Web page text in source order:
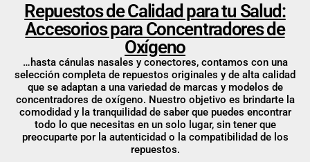
Repuestos de Calidad para tu Salud:
Accesorios para Concentradores de
Oxígeno
…hasta cánulas nasales y conectores, contamos con una
selección completa de repuestos originales y de alta calidad
que se adaptan a una variedad de marcas y modelos de
concentradores de oxígeno. Nuestro objetivo es brindarte la
comodidad y la tranquilidad de saber que puedes encontrar
todo lo que necesitas en un solo lugar, sin tener que
preocuparte por la autenticidad o la compatibilidad de los
repuestos.